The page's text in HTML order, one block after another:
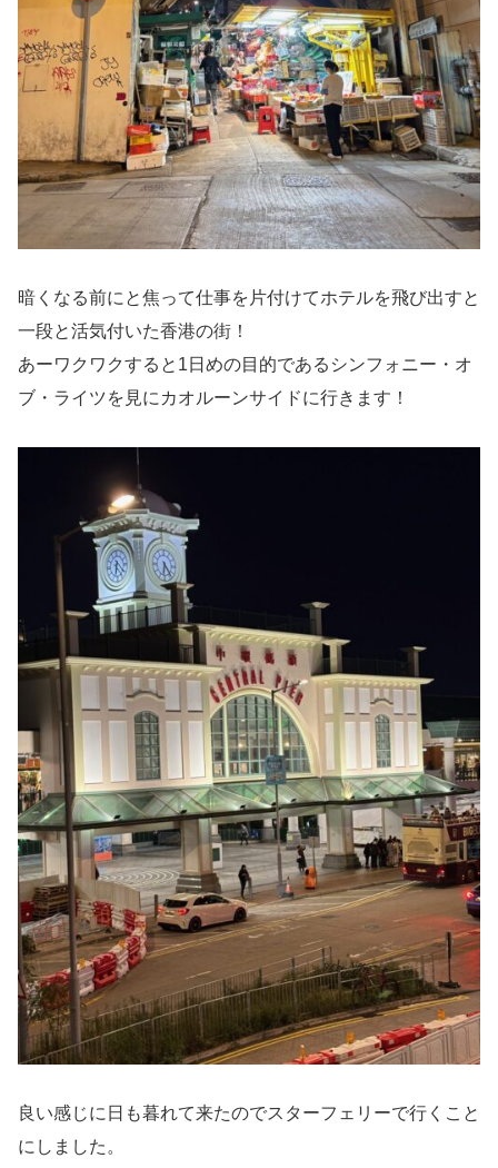
暗くなる前にと焦って仕事を片付けてホテルを飛び出すと
一段と活気付いた香港の街！
あーワクワクすると1日めの目的であるシンフォニー・オ
ブ・ライツを見にカオルーンサイドに行きます！
良い感じに日も暮れて来たのでスターフェリーで行くこと
にしました。